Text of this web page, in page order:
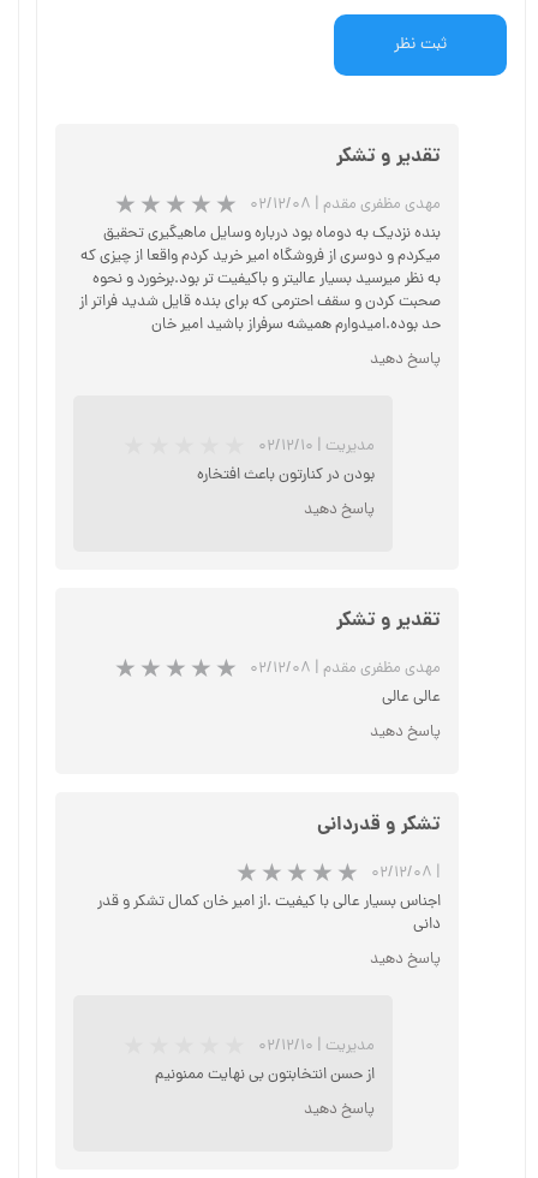
ثبت نظر
تقدیر و تشکر
مهدی مظفری مقدم | ۰۲/۱۲/۰۸
★★★★★
بنده نزدیک به دوماه بود درباره وسایل ماهیگیری تحقیق
میکردم و دوسری از فروشگاه امیر خرید کردم واقعا از چیزی که
به نظر میرسید بسیار عالیتر و باکیفیت تر بود.برخورد و نحوه
صحبت کردن و سقف احترمی که برای بنده قایل شدید فراتر از
حد بوده.امیدوارم همیشه سرفراز باشید امیر خان
پاسخ دهید
مدیریت | ۰۲/۱۲/۱۰
بودن در کنارتون باعث افتخاره
پاسخ دهید
تقدیر و تشکر
مهدی مظفری مقدم | ۰۲/۱۲/۰۸
عالی عالی
پاسخ دهید
تشکر و قدردانی
| ۰۲/۱۲/۰۸
اجناس بسیار عالی با کیفیت .از امیر خان کمال تشکر و قدر
دانی
پاسخ دهید
مدیریت | ۰۲/۱۲/۱۰
از حسن انتخابتون بی نهایت ممنونیم
پاسخ دهید